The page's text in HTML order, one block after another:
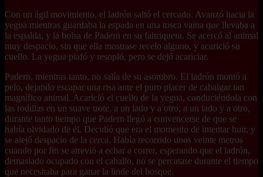
Con un ágil movimiento, el ladrón saltó el cercado. Avanzó hacia la
yegua mientras guardaba la espada en una tosca vaina que llevaba a
la espalda, y la bolsa de Padern en su faltriquera. Se acercó al animal
muy despacio, sin que ella mostrase recelo alguno, y acarició su
cuello. La yegua piafó y resopló, pero se dejó acariciar.
Padern, mientras tanto, no salía de su asombro. El ladrón montó a
pelo, dejando escapar una risa ante el puro placer de cabalgar tan
magnífico animal. Acarició el cuello de la yegua, conduciéndola con
las rodillas en un suave trote, a un lado y a otro, a un lado y a otro,
durante tanto tiempo que Padern llegó a convencerse de que se
había olvidado de él. Decidió que era el momento de intentar huir, y
se alejó despacio de la cerca. Había recorrido unos veinte metros
cuando por fin se atrevió a echar a correr, esperando que el ladrón,
demasiado ocupado con el caballo, no se percatase durante el tiempo
que necesitaba para ganar la linde del bosque.